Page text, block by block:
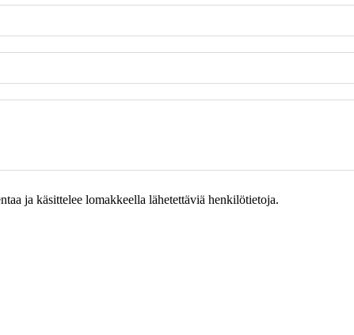
ja käsittelee lomakkeella lähetettäviä henkilötietoja.